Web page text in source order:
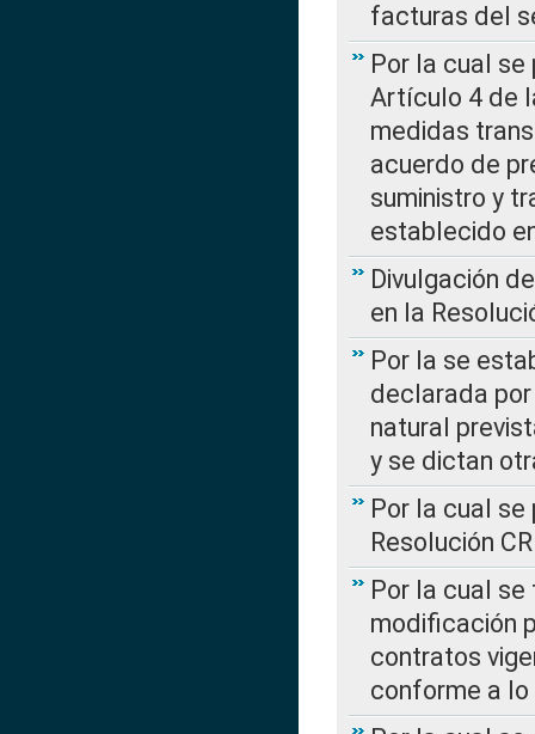
facturas del
Por la cual
Artículo 4 de
medidas
acuerdo de
suministro y
establecido
Divulgación
en la
Por la se
declarada
natural
y se dictan
Por la cual
Resolución
Por la cual
modificación
contratos
conforme a lo